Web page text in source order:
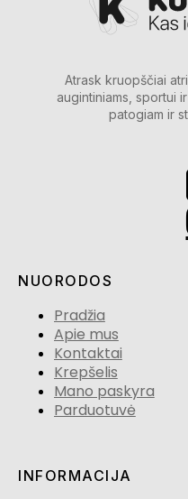
Atrask kruopščiai
augintiniams, sportui
patogiam ir
NUORODOS
Pradžia
Apie mus
Kontaktai
Krepšelis
Mano paskyra
Parduotuvė
INFORMACIJA